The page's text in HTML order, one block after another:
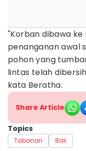
"Korban dibawa ke
penanganan awal
pohon yang
lintas telah
kata Beratha.
Share Article
Topics
Tabanan Bali